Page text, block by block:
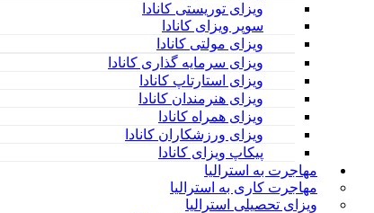
ویزای توریستی کانادا
سوپر ویزای کانادا
ویزای مولتی کانادا
ویزای سرمایه گذاری کانادا
ویزای استارتاپ کانادا
ویزای هنرمندان کانادا
ویزای همراه کانادا
ویزای ورزشکاران کانادا
پیکاپ ویزای کانادا
مهاجرت به استرالیا
مهاجرت کاری به استرالیا
ویزای تحصیلی استرالیا